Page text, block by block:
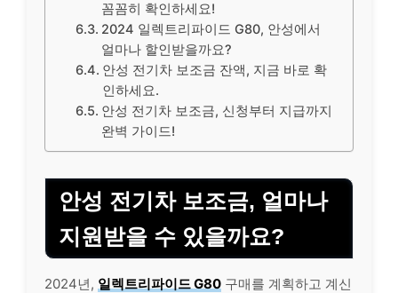
꼼꼼히 확인하세요!
2024 일렉트리파이드 G80, 안성에서
얼마나 할인받을까요?
안성 전기차 보조금 잔액, 지금 바로 확
인하세요.
안성 전기차 보조금, 신청부터 지급까지
완벽 가이드!
안성 전기차 보조금, 얼마나
지원받을 수 있을까요?
2024년, 일렉트리파이드 G80 구매를 계획하고 계신